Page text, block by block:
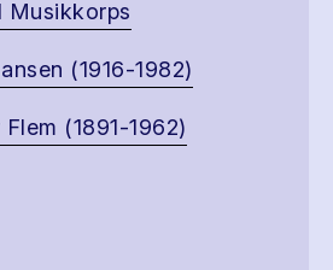
Musikkorps
(1916-1982)
(1891-1962)